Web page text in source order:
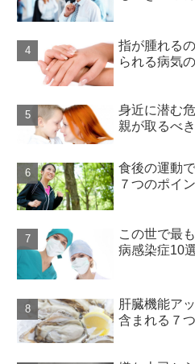
指が腫れる
られる病気
身近に潜む
親が取るべ
食後の運動
７つのポイ
この世で最
病感染症10
肝臓機能ア
含まれる７